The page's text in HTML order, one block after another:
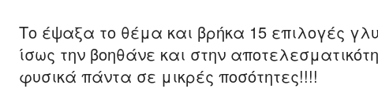
Το έψαξα το θέμα και βρήκα 15 επιλογές
ίσως την βοηθάνε και στην
φυσικά πάντα σε μικρές ποσότητες!!!!